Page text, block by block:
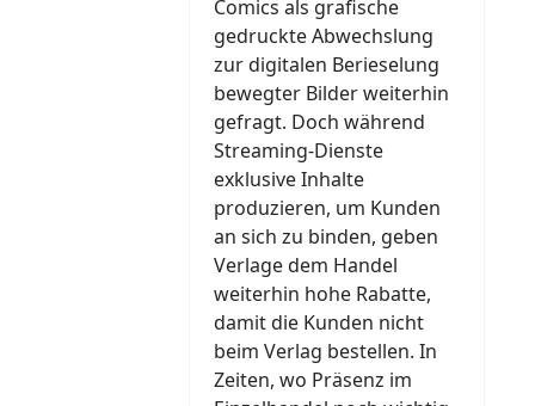
Comics als grafische
gedruckte Abwechslung
zur digitalen Berieselung
bewegter Bilder weiterhin
gefragt. Doch während
Streaming-Dienste
exklusive Inhalte
produzieren, um Kunden
an sich zu binden, geben
Verlage dem Handel
weiterhin hohe Rabatte,
damit die Kunden nicht
beim Verlag bestellen. In
Zeiten, wo Präsenz im